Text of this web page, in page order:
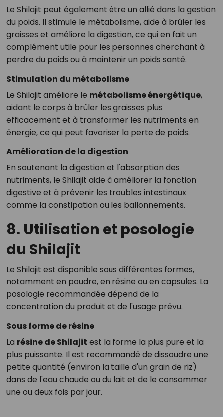
Le Shilajit peut également être un allié dans la gestion
du poids. Il stimule le métabolisme, aide à brûler les
graisses et améliore la digestion, ce qui en fait un
complément utile pour les personnes cherchant à
perdre du poids ou à maintenir un poids santé.
Stimulation du métabolisme
Le Shilajit améliore le métabolisme énergétique,
aidant le corps à brûler les graisses plus
efficacement et à transformer les nutriments en
énergie, ce qui peut favoriser la perte de poids.
Amélioration de la digestion
En soutenant la digestion et l'absorption des
nutriments, le Shilajit aide à améliorer la fonction
digestive et à prévenir les troubles intestinaux
comme la constipation ou les ballonnements.
8. Utilisation et posologie
du Shilajit
Le Shilajit est disponible sous différentes formes,
notamment en poudre, en résine ou en capsules. La
posologie recommandée dépend de la
concentration du produit et de l'usage prévu.
Sous forme de résine
La résine de Shilajit est la forme la plus pure et la
plus puissante. Il est recommandé de dissoudre une
petite quantité (environ la taille d'un grain de riz)
dans de l'eau chaude ou du lait et de le consommer
une ou deux fois par jour.